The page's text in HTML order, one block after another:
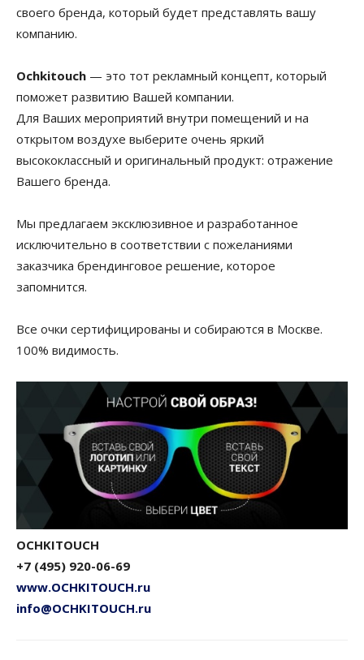
своего бренда, который будет представлять вашу
компанию.
Ochkitouch — это тот рекламный концепт, который
поможет развитию Вашей компании.
Для Ваших мероприятий внутри помещений и на
открытом воздухе выберите очень яркий
высококлассный и оригинальный продукт: отражение
Вашего бренда.
Мы предлагаем эксклюзивное и разработанное
исключительно в соответствии с пожеланиями
заказчика брендинговое решение, которое
запомнится.
Все очки сертифицированы и собираются в Москве.
100% видимость.
OCHKITOUCH
+7 (495) 920-06-69
www.OCHKITOUCH.ru
info@OCHKITOUCH.ru